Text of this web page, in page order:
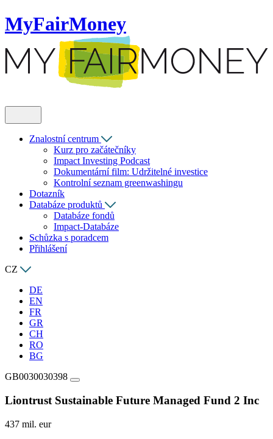
MyFairMoney
Znalostní centrum
Kurz pro začátečníky
Impact Investing Podcast
Dokumentární film: Udržitelné investice
Kontrolní seznam greenwashingu
Dotazník
Databáze produktů
Databáze fondů
Impact-Databáze
Schůzka s poradcem
Přihlášení
CZ
DE
EN
FR
GR
CH
RO
BG
GB0030030398
Liontrust Sustainable Future Managed Fund 2 Inc
437 mil. eur